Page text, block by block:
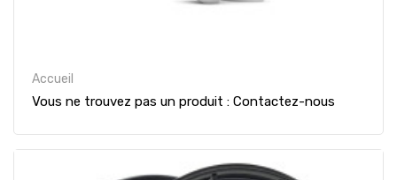
Accueil
Vous ne trouvez pas un produit : Contactez-nous